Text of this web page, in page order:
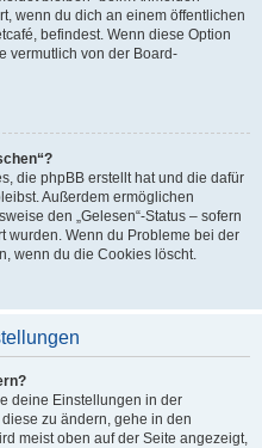
wenn du dich an einem öffentlichen
befindest. Wenn diese Option
vermutlich von der Board-
die phpBB erstellt hat und die dafür
Außerdem ermöglichen
den „Gelesen“-Status – sofern
wurden. Wenn du Probleme bei der
wenn du die Cookies löscht.
deine Einstellungen in der
zu ändern, gehe in den
meist oben auf der Seite angezeigt,